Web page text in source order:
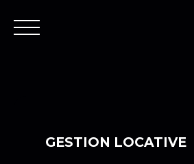
Accueil Estimer Vendre Acheter
GESTION LOCATIVE